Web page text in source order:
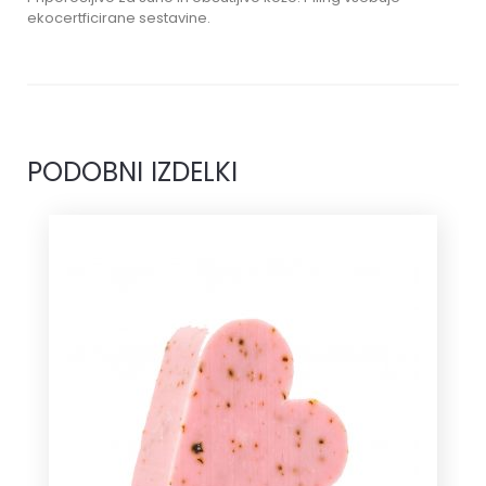
ekocertficirane sestavine.
PODOBNI IZDELKI